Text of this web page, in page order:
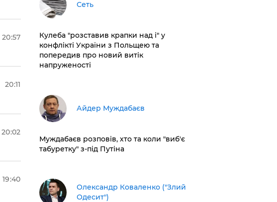
20:57
20:11
20:02
19:40
Сеть
Кулеба "розставив крапки над і" у
конфлікті України з Польщею та
попередив про новий витік
напруженості
Айдер Муждабаєв
Муждабаєв розповів, хто та коли "виб'є
табуретку" з-під Путіна
Олександр Коваленко ("Злий
Одесит")